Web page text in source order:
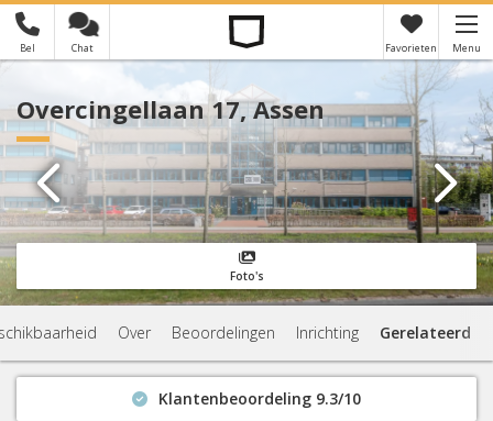
Bel Chat Favorieten Menu
Je hebt nog geen favorieten ×
Overcingellaan 17, Assen
Foto's
Over Beoordelingen Inrichting Gerelateerd
Klantenbeoordeling 9.3/10